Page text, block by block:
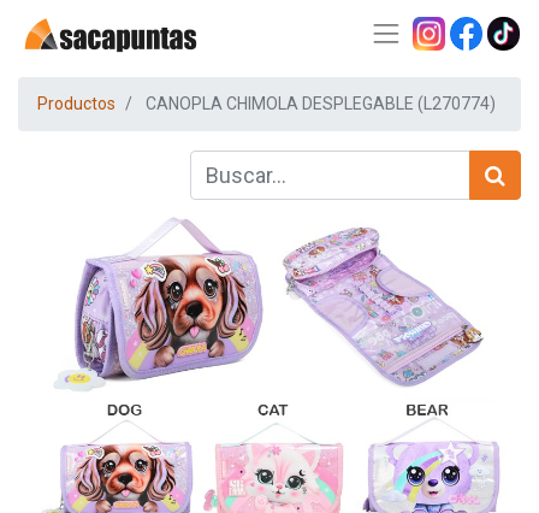
Productos CANOPLA CHIMOLA DESPLEGABLE (L270774)